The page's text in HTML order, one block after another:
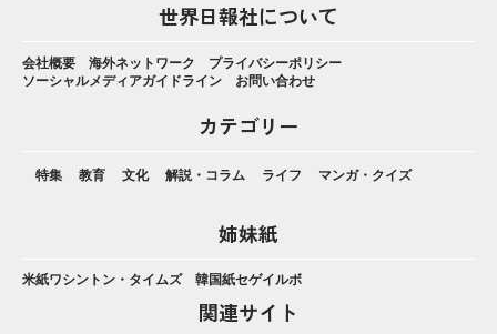
世界日報社について
会社概要 海外ネットワーク
プライバシーポリシー
ソーシャルメディアガイドライン
お問い合わせ
カテゴリー
特集 教育 文化 解説・コラム ライフ マンガ・クイズ
姉妹紙
米紙ワシントン・タイムズ 韓国紙セゲイルボ
関連サイト